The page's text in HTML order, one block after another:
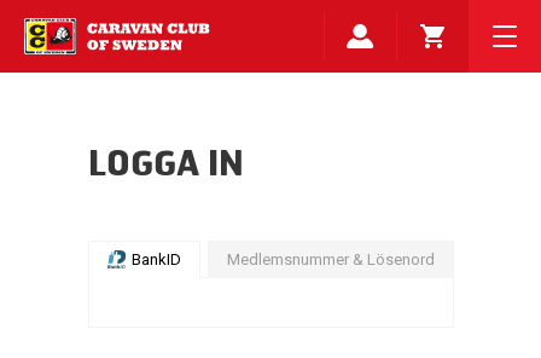
LOGGA IN
BankID Medlemsnummer & Lösenord